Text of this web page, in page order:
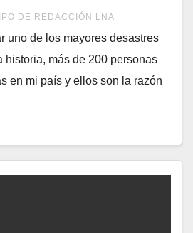
DE REDACCIÓN LNA
uno de los mayores desastres
historia, más de 200 personas
en mi país y ellos son la razón